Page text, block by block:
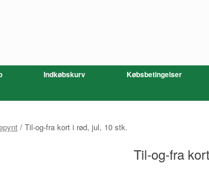
Indkøbskurv Købsbetingelser
/ Til-og-fra kort i rød, jul, 10 stk.
Til-og-fra